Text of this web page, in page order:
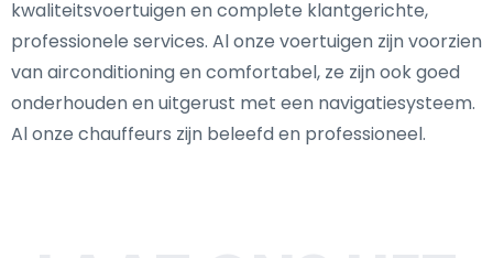
kwaliteitsvoertuigen en complete klantgerichte,
professionele services. Al onze voertuigen zijn voorzien
van airconditioning en comfortabel, ze zijn ook goed
onderhouden en uitgerust met een navigatiesysteem.
Al onze chauffeurs zijn beleefd en professioneel.